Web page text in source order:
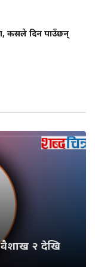
कसले दिन पाउँछन्
२ देखि